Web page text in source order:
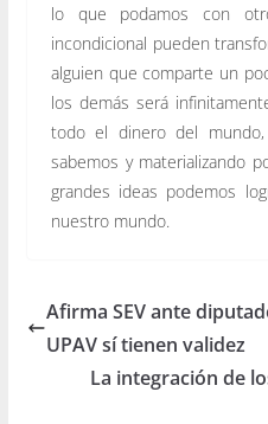
lo que podamos con
incondicional pueden
alguien que comparte un
los demás será
todo el dinero del
sabemos y materializando
grandes ideas podemos
nuestro mundo.
Afirma SEV ante
UPAV sí tienen validez
La integración de